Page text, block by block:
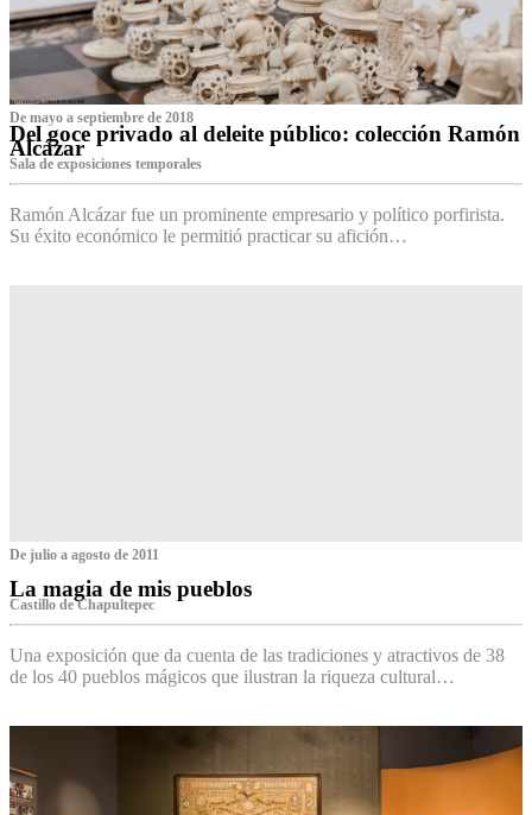
De mayo a septiembre de 2018
Del goce privado al deleite público: colección Ramón
Alcázar
Sala de exposiciones temporales
Ramón Alcázar fue un prominente empresario y político porfirista.
Su éxito económico le permitió practicar su afición…
De julio a agosto de 2011
La magia de mis pueblos
Castillo de Chapultepec
Una exposición que da cuenta de las tradiciones y atractivos de 38
de los 40 pueblos mágicos que ilustran la riqueza cultural…